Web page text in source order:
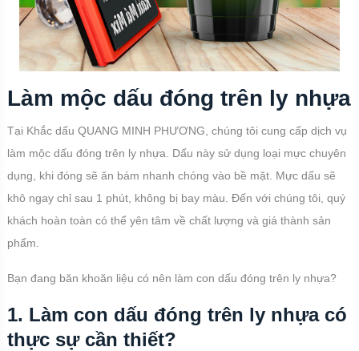
Làm mộc dấu đóng trên ly nhựa
Tại Khắc dấu QUANG MINH PHƯƠNG, chúng tôi cung cấp dịch vụ
làm mộc dấu đóng trên ly nhựa. Dấu này sử dụng loại mực chuyên
dụng, khi đóng sẽ ăn bám nhanh chóng vào bề mặt. Mực dấu sẽ
khô ngay chỉ sau 1 phút, không bị bay màu. Đến với chúng tôi, quý
khách hoàn toàn có thể yên tâm về chất lượng và giá thành sản
phẩm.
Bạn đang băn khoăn liệu có nên làm con dấu đóng trên ly nhựa?
1. Làm con dấu đóng trên ly nhựa có
thực sự cần thiết?